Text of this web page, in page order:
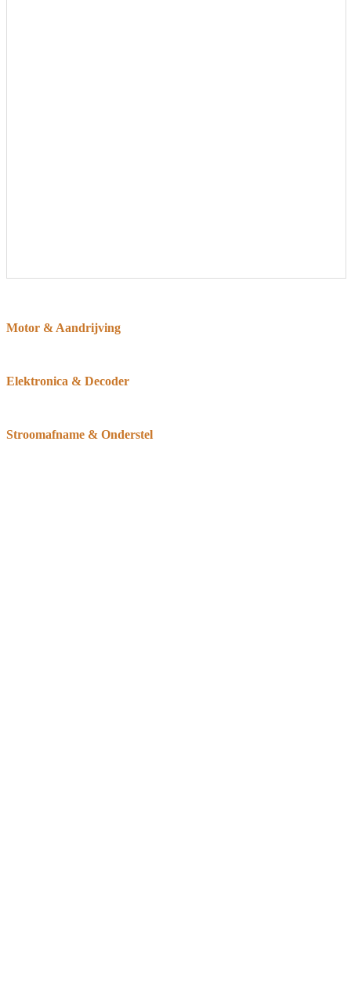
Motor & Aandrijving
Elektronica & Decoder
Stroomafname & Onderstel